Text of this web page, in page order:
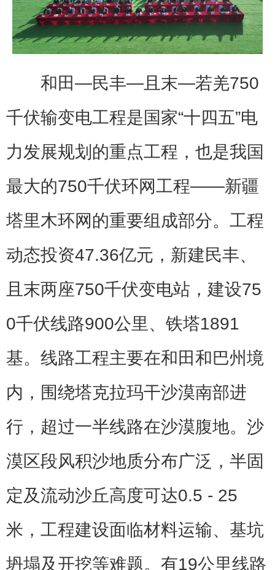
和田—民丰—且末—若羌750
千伏输变电工程是国家“十四五”电
力发展规划的重点工程，也是我国
最大的750千伏环网工程——新疆
塔里木环网的重要组成部分。工程
动态投资47.36亿元，新建民丰、
且末两座750千伏变电站，建设75
0千伏线路900公里、铁塔1891
基。线路工程主要在和田和巴州境
内，围绕塔克拉玛干沙漠南部进
行，超过一半线路在沙漠腹地。沙
漠区段风积沙地质分布广泛，半固
定及流动沙丘高度可达0.5 - 25
米，工程建设面临材料运输、基坑
坍塌及开挖等难题。有19公里线路